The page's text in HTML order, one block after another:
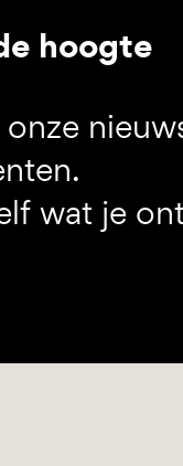
hoogte
wat je